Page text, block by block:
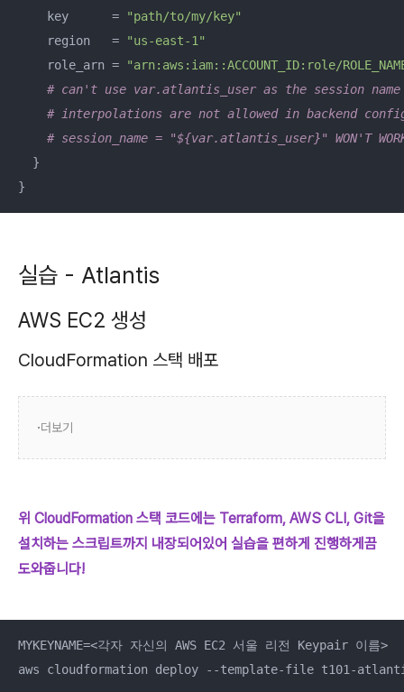
    key      =
"path/to/my/key"
    region   =
"us-east-1"
    role_arn =
"arn:aws:iam::ACCOUNT_ID:role/
# can't use var.atlantis_user as the session name
# interpolations are not allowed in backend
# session_name = "${var.atlantis_user}" WON'T
  }
}
실습 - Atlantis
AWS EC2 생성
CloudFormation 스택 배포
더보기
위 CloudFormation 스택 코드에는 Terraform, AWS CLI, Git을
설치하는 스크립트까지 내장되어있어 실습을 편하게 진행하게끔
도와줍니다!
MYKEYNAME=<각자 자신의 AWS EC2 서울 리전 Keypair 이름>
aws cloudformation deploy --template-file t101-